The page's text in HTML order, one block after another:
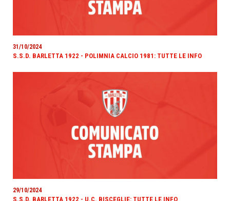
31/10/2024
S.S.D. BARLETTA 1922 - POLIMNIA CALCIO 1981: TUTTE LE INFO
29/10/2024
S.S.D. BARLETTA 1922 - U.C. BISCEGLIE: TUTTE LE INFO